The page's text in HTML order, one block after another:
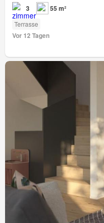
3 55 m²
Terrasse
Vor 12 Tagen